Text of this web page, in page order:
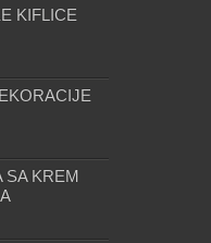
KIFLICE
SA KREM